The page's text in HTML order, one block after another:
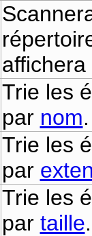
Trie les
par nom.
Trie les
par
Trie les
par taille.